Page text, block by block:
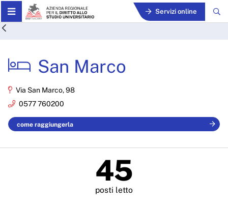
Skip to Main Content Servizi online
San Marco - ARDSU
San Marco
Via San Marco, 98
0577 760200
come raggiungerla
45
posti letto